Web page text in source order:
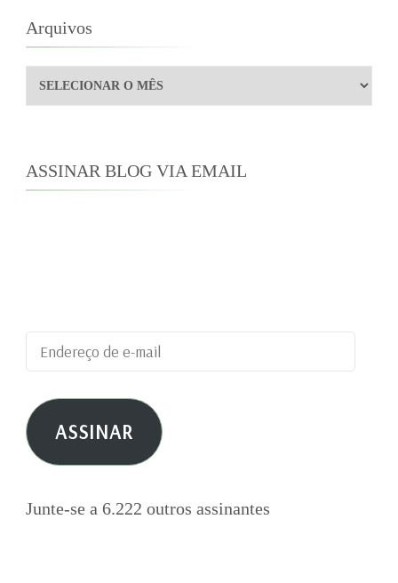
Arquivos
Arquivos
ASSINAR BLOG VIA EMAIL
Endereço
de
e-
mail ASSINAR
Junte-se a 6.222 outros assinantes